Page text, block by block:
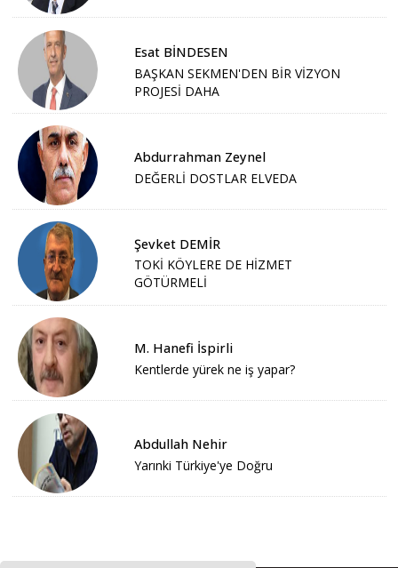
Esat BİNDESEN
BAŞKAN SEKMEN'DEN BİR VİZYON
PROJESİ DAHA
Abdurrahman Zeynel
DEĞERLİ DOSTLAR ELVEDA
Şevket DEMİR
TOKİ KÖYLERE DE HİZMET
GÖTÜRMELİ
M. Hanefi İspirli
Kentlerde yürek ne iş yapar?
Abdullah Nehir
Yarınki Türkiye'ye Doğru